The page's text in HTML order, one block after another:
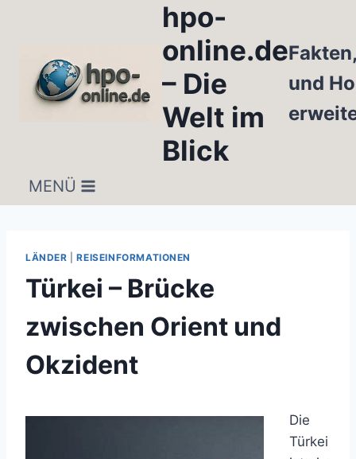
hpo-
online.de
– Die
Welt im
Blick
und
MENÜ
LÄNDER |REISEINFORMATIONEN
Türkei – Brücke
zwischen Orient und
Okzident
Die
Türkei